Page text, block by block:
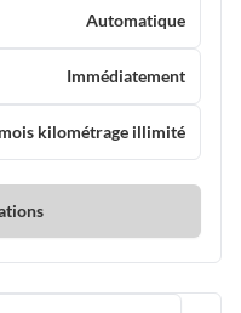
Automatique
Immédiatement
kilométrage illimité